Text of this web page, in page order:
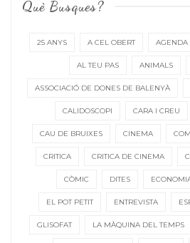
Què Busques?
25 ANYS A CEL OBERT AGENDA
AL TEU PAS ANIMALS
ASSOCIACIÓ DE DONES DE BALENYÀ
CALIDOSCOPI CARA I CREU
CAU DE BRUIXES CINEMA
CRITICA CRITICA DE CINEMA
CÒMIC DITES
EL POT PETIT ENTREVISTA
GLISOFAT LA MÀQUINA DEL TEMPS